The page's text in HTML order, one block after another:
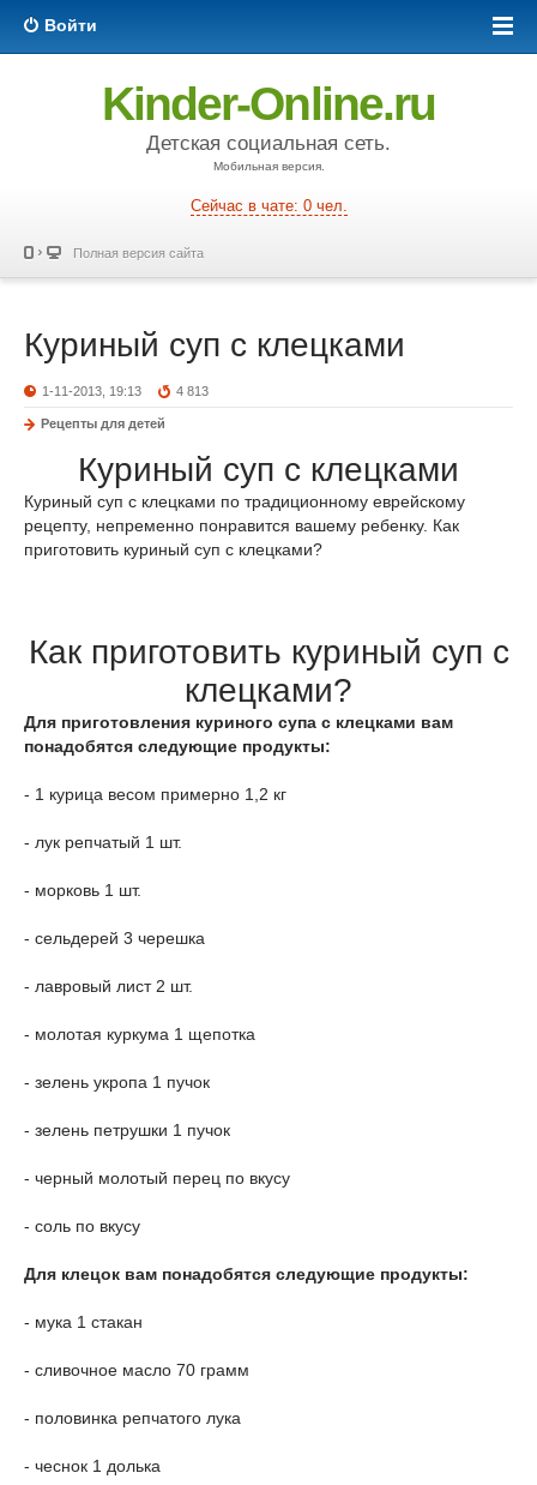
Войти
Kinder-Online.ru
Детская социальная сеть.
Мобильная версия.
Сейчас в чате: 0 чел.
Полная версия сайта
Куриный суп с клецками
1-11-2013, 19:13 4 813
Рецепты для детей
Куриный суп с клецками
Куриный суп с клецками по традиционному еврейскому
рецепту, непременно понравится вашему ребенку. Как
приготовить куриный суп с клецками?
Как приготовить куриный суп с
клецками?
Для приготовления куриного супа с клецками вам
понадобятся следующие продукты:
- 1 курица весом примерно 1,2 кг
- лук репчатый 1 шт.
- морковь 1 шт.
- сельдерей 3 черешка
- лавровый лист 2 шт.
- молотая куркума 1 щепотка
- зелень укропа 1 пучок
- зелень петрушки 1 пучок
- черный молотый перец по вкусу
- соль по вкусу
Для клецок вам понадобятся следующие продукты:
- мука 1 стакан
- сливочное масло 70 грамм
- половинка репчатого лука
- чеснок 1 долька